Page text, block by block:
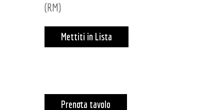
(RM)
Mettiti in Lista
Prenota tavolo